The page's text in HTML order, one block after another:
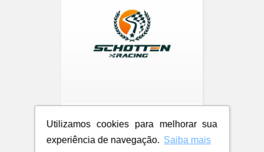
Utilizamos cookies para melhorar sua
experiência de navegação. Saiba mais
Logo